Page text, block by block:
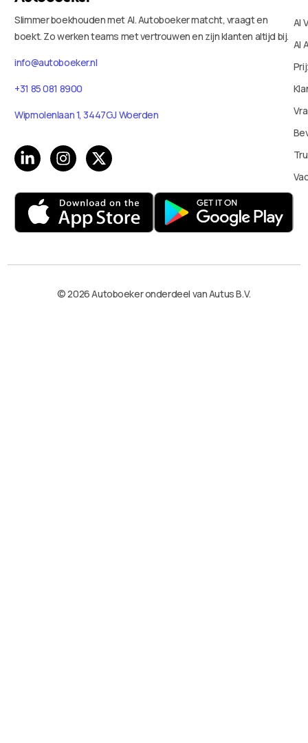
Slimmer boekhouden met AI. Autoboeker matcht, vraagt en
boekt. Zo werken teams met vertrouwen en zijn klanten altijd bij.
info@autoboeker.nl
+31 85 081 8900
Wipmolenlaan 1, 3447GJ Woerden
AI
AI
© 2026 Autoboeker onderdeel van Autus B.V.